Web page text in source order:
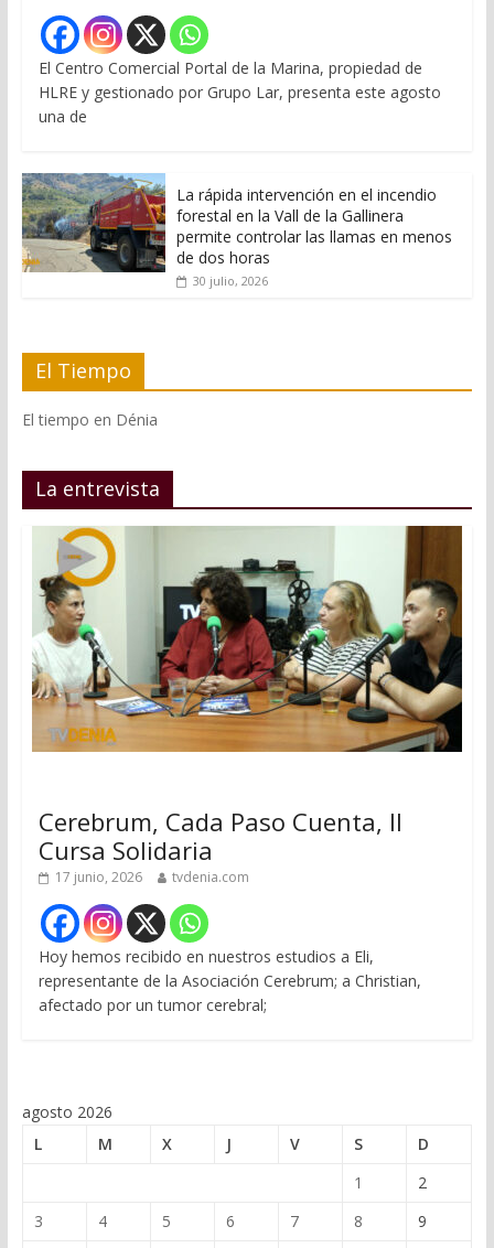
El Centro Comercial Portal de la Marina, propiedad de
HLRE y gestionado por Grupo Lar, presenta este agosto
una de
La rápida intervención en el incendio
forestal en la Vall de la Gallinera
permite controlar las llamas en menos
de dos horas
30 julio, 2026
El Tiempo
El tiempo en Dénia
La entrevista
Cerebrum, Cada Paso Cuenta, II
Cursa Solidaria
17 junio, 2026 tvdenia.com
Hoy hemos recibido en nuestros estudios a Eli,
representante de la Asociación Cerebrum; a Christian,
afectado por un tumor cerebral;
agosto 2026
L
M X J V S
D
1
2
3
4 5 6 7 8
9